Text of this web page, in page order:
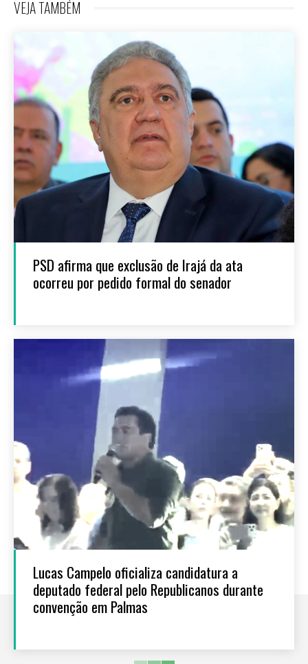
VEJA TAMBÉM
PSD afirma que exclusão de Irajá da ata
ocorreu por pedido formal do senador
Lucas Campelo oficializa candidatura a
deputado federal pelo Republicanos durante
convenção em Palmas